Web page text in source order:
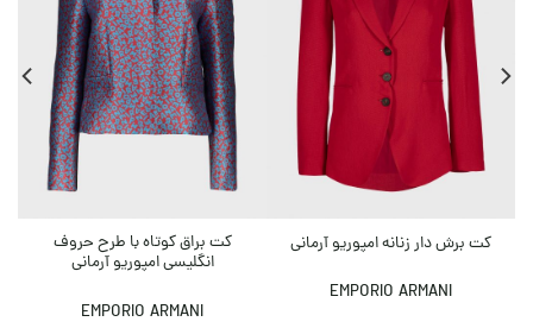
کت برش دار زنانه امپوریو آرمانی
EMPORIO ARMANI
کت براق کوتاه با طرح حروف
انگلیسی امپوریو آرمانی
EMPORIO ARMANI